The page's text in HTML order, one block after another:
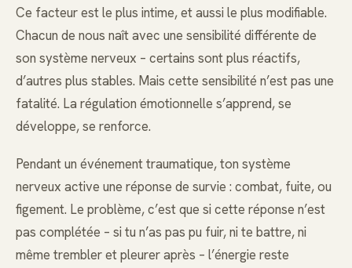
Ce facteur est le plus intime, et aussi le plus modifiable.
Chacun de nous naît avec une sensibilité différente de
son système nerveux – certains sont plus réactifs,
d’autres plus stables. Mais cette sensibilité n’est pas une
fatalité. La régulation émotionnelle s’apprend, se
développe, se renforce.
Pendant un événement traumatique, ton système
nerveux active une réponse de survie : combat, fuite, ou
figement. Le problème, c’est que si cette réponse n’est
pas complétée – si tu n’as pas pu fuir, ni te battre, ni
même trembler et pleurer après – l’énergie reste